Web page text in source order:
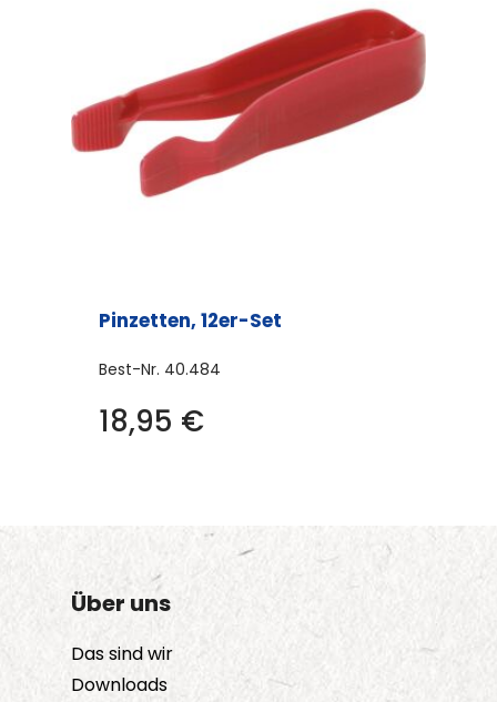
Pinzetten, 12er-Set
Best-Nr. 40.484
18,95 €
Über uns
Das sind wir
Downloads